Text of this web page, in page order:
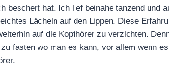
beschert hat. Ich lief beinahe tanzend und
Lächeln auf den Lippen. Diese
auf die Kopfhörer zu verzichten.
fasten wo man es kann, vor allem wenn